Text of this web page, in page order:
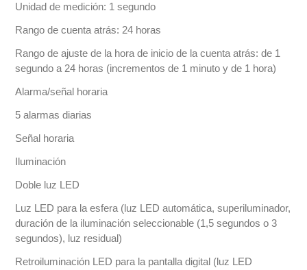
Unidad de medición: 1 segundo
Rango de cuenta atrás: 24 horas
Rango de ajuste de la hora de inicio de la cuenta atrás: de 1
segundo a 24 horas (incrementos de 1 minuto y de 1 hora)
Alarma/señal horaria
5 alarmas diarias
Señal horaria
Iluminación
Doble luz LED
Luz LED para la esfera (luz LED automática, superiluminador,
duración de la iluminación seleccionable (1,5 segundos o 3
segundos), luz residual)
Retroiluminación LED para la pantalla digital (luz LED